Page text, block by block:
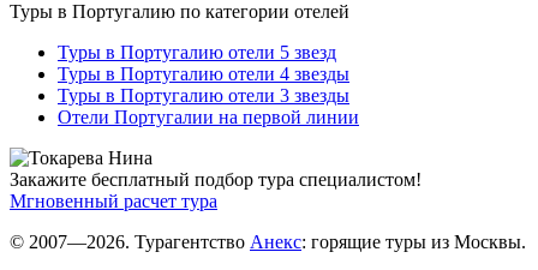
Туры в Португалию по категории отелей
Туры в Португалию отели 5 звезд
Туры в Португалию отели 4 звезды
Туры в Португалию отели 3 звезды
Отели Португалии на первой линии
Закажите бесплатный подбор тура специалистом!
Мгновенный расчет тура
© 2007—2026. Турагентство Анекс: горящие туры из Москвы.